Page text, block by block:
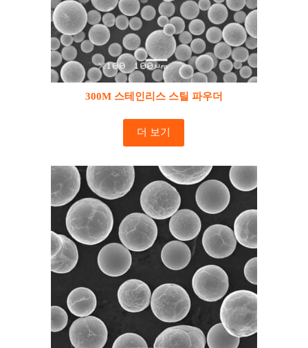
300M 스테인리스 스틸 파우더
더 보기